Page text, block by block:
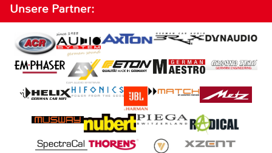
Unsere Partner: